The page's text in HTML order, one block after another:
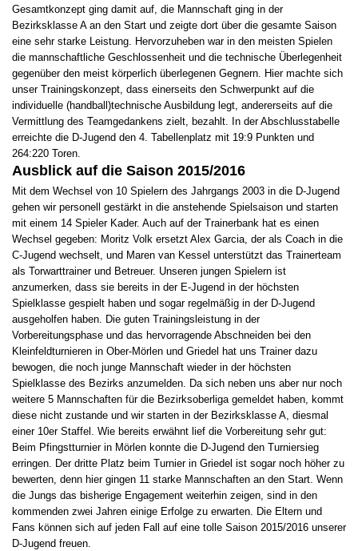
Gesamtkonzept ging damit auf, die Mannschaft ging in der
Bezirksklasse A an den Start und zeigte dort über die gesamte Saison
eine sehr starke Leistung. Hervorzuheben war in den meisten Spielen
die mannschaftliche Geschlossenheit und die technische Überlegenheit
gegenüber den meist körperlich überlegenen Gegnern. Hier machte sich
unser Trainingskonzept, dass einerseits den Schwerpunkt auf die
individuelle (handball)technische Ausbildung legt, andererseits auf die
Vermittlung des Teamgedankens zielt, bezahlt. In der Abschlusstabelle
erreichte die D-Jugend den 4. Tabellenplatz mit 19:9 Punkten und
264:220 Toren.
Ausblick auf die Saison 2015/2016
Mit dem Wechsel von 10 Spielern des Jahrgangs 2003 in die D-Jugend
gehen wir personell gestärkt in die anstehende Spielsaison und starten
mit einem 14 Spieler Kader. Auch auf der Trainerbank hat es einen
Wechsel gegeben: Moritz Volk ersetzt Alex Garcia, der als Coach in die
C-Jugend wechselt, und Maren van Kessel unterstützt das Trainerteam
als Torwarttrainer und Betreuer. Unseren jungen Spielern ist
anzumerken, dass sie bereits in der E-Jugend in der höchsten
Spielklasse gespielt haben und sogar regelmäßig in der D-Jugend
ausgeholfen haben. Die guten Trainingsleistung in der
Vorbereitungsphase und das hervorragende Abschneiden bei den
Kleinfeldturnieren in Ober-Mörlen und Griedel hat uns Trainer dazu
bewogen, die noch junge Mannschaft wieder in der höchsten
Spielklasse des Bezirks anzumelden. Da sich neben uns aber nur noch
weitere 5 Mannschaften für die Bezirksoberliga gemeldet haben, kommt
diese nicht zustande und wir starten in der Bezirksklasse A, diesmal
einer 10er Staffel. Wie bereits erwähnt lief die Vorbereitung sehr gut:
Beim Pfingstturnier in Mörlen konnte die D-Jugend den Turniersieg
erringen. Der dritte Platz beim Turnier in Griedel ist sogar noch höher zu
bewerten, denn hier gingen 11 starke Mannschaften an den Start. Wenn
die Jungs das bisherige Engagement weiterhin zeigen, sind in den
kommenden zwei Jahren einige Erfolge zu erwarten. Die Eltern und
Fans können sich auf jeden Fall auf eine tolle Saison 2015/2016 unserer
D-Jugend freuen.